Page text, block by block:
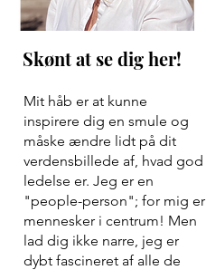
Skønt at se dig her!
Mit håb er at kunne
inspirere dig en smule og
måske ændre lidt på dit
verdensbillede af, hvad god
ledelse er. Jeg er en
"people-person"; for mig er
mennesker i centrum! Men
lad dig ikke narre, jeg er
dybt fascineret af alle de